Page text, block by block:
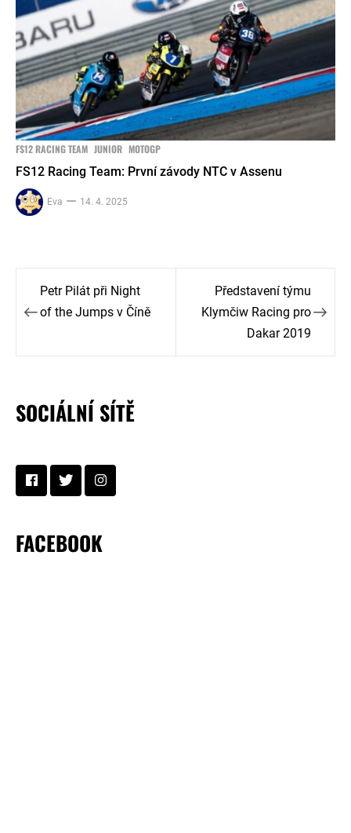
FS12 RACING TEAM JUNIOR MOTOGP
FS12 Racing Team: První závody NTC v Assenu
Eva 14. 4. 2025
Navigace
pro
Petr Pilát při Night
of the Jumps v Číně
Představení týmu
Klymčiw Racing pro
Dakar 2019
SOCIÁLNÍ SÍTĚ
FACEBOOK